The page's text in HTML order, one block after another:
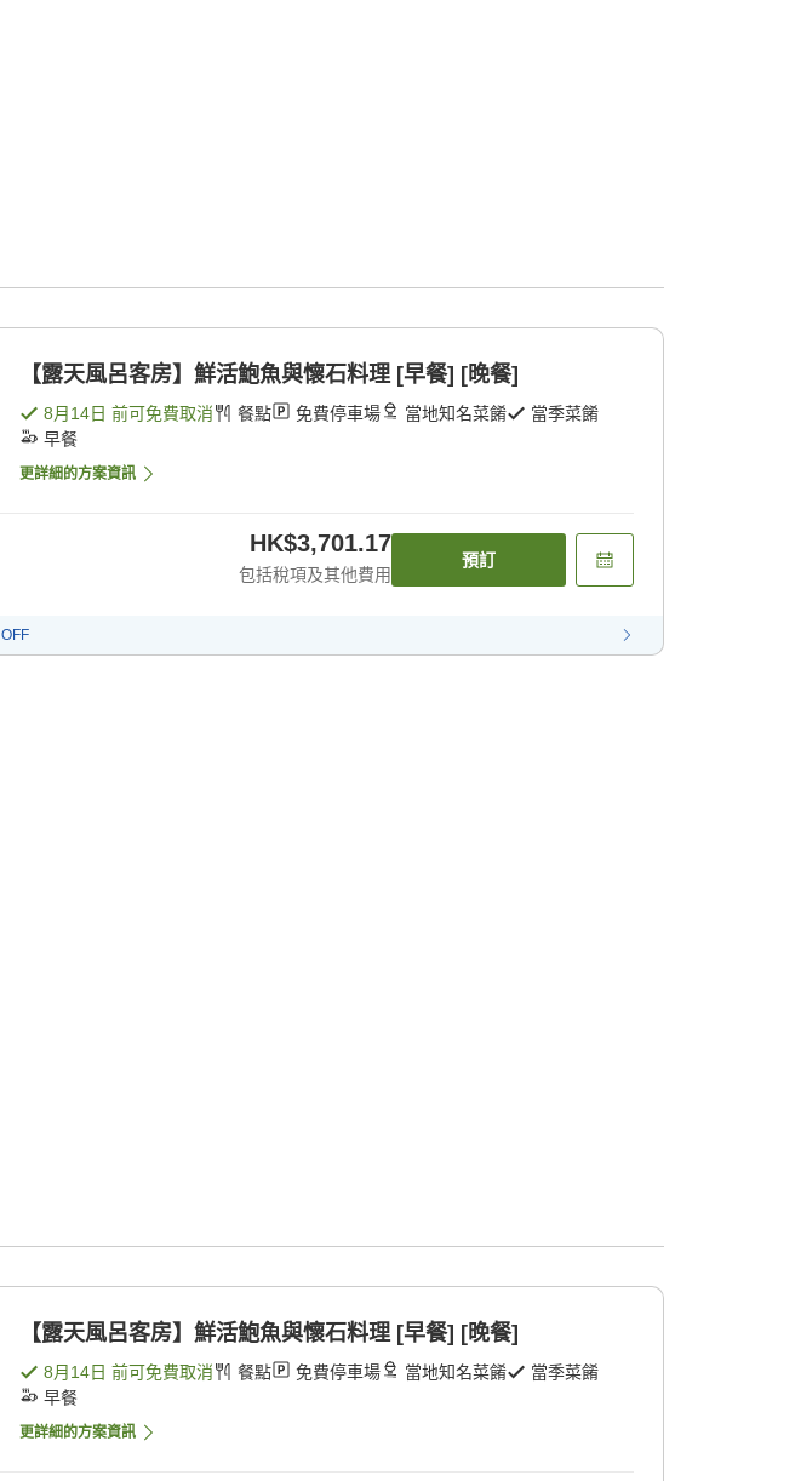
【露天風呂客房】鮮活鮑魚與懷石料理 [早餐] [晚餐]
8月14日 前可免費取消 餐點 免費停車場 當地知名菜餚
當季菜餚
早餐
更詳細的方案資訊
HK$3,701.17
包括稅項及其他費用
預訂
OFF
【露天風呂客房】鮮活鮑魚與懷石料理 [早餐] [晚餐]
8月14日 前可免費取消 餐點 免費停車場 當地知名菜餚
當季菜餚
早餐
更詳細的方案資訊